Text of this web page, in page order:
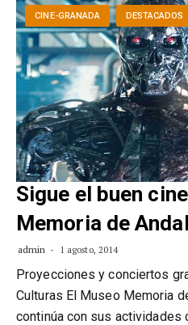
CINE-GRANADA DESTACADOS
Sigue el buen
Memoria de
admin 1 agosto, 2014
Proyecciones y conciertos
Culturas El Museo Memoria
continúa con sus actividades